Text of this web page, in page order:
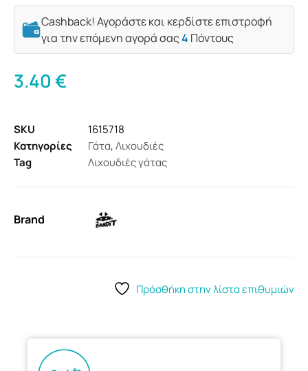
Cashback! Αγοράστε και κερδίστε επιστροφή
για την επόμενη αγορά σας4 Πόντους
3.40€
SKU
1615718
Κατηγορίες
Γάτα,Λιχουδιές
Tag
Λιχουδιές γάτας
Brand
Πρόσθήκη στην λίστα επιθυμιών